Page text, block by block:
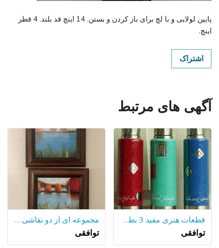
پایین لولایی و با لچ برای باز کردن و بستن. 14 اینچ قد بلند. 4 قطر
اینچ.
اشتراک
آگهی های مرتبط
قطعات هنری مفید 3 بطری های آلومینیومی جلا
توافقی
مجموعه ای از دو نقاشی رنگ و روغن قاب
توافقی